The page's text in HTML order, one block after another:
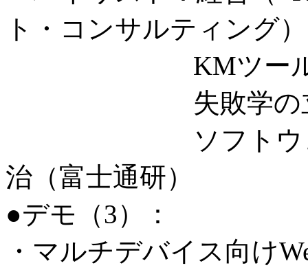
ト・コンサルティング）
KMツールの立
失敗学の立場：
ソフトウェアパ
治（富士通研）
●デモ（3）：
・マルチデバイス向け